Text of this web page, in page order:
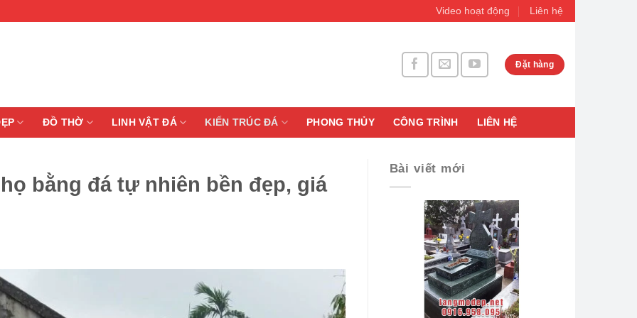
Video hoạt động Liên hệ
Đặt hàng
ĐỒ THỜ LINH VẬT ĐÁ KIẾN TRÚC ĐÁ PHONG THỦY CÔNG TRÌNH LIÊN HỆ
bằng đá tự nhiên bền đẹp, giá
Bài viết mới